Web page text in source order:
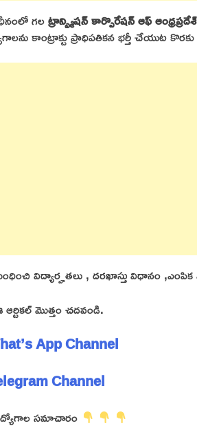
గలట్రాన్స్మిషన్ కార్పొరేషన్ ఆఫ్
కాంట్రాక్టు ప్రాధిపతికన భర్తీ చేయుట
విద్యార్హతలు , దరఖాస్తు విధానం
మొత్తం చదవండి.
App Channel
Channel
సమాచారం